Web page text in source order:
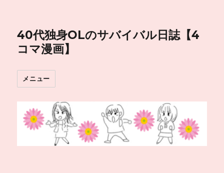
40代独身OLのサバイバル日誌【4
コマ漫画】
メニュー